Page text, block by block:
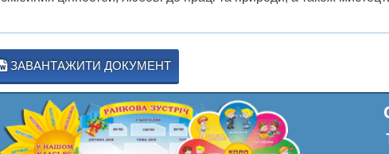
ЗАВАНТАЖИТИ ДОКУМЕНТ